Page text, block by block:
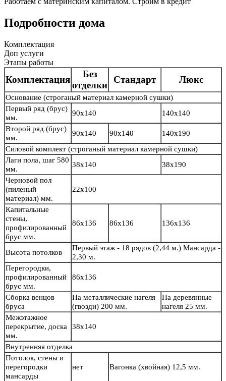
Подробности дома
Комплектация
Доп услуги
Этапы работы
Комплектация
Без
отделки
Стандарт Люкс
Основание (строганый материал камерной сушки)
Первый ряд (брус)
мм.
90х140
140х140
Второй ряд (брус)
мм.
90х140 90х140
140х190
Силовой комплект (строганый материал камерной сушки)
Лаги пола, шаг 580
мм.
38х140
38х190
Черновой пол
(пиленый
материал) мм.
22х100
Капитальные
стены,
профилированный
брус мм.
86х136 86х136 136х136
Высота потолков
Первый этаж - 18 рядов (2,44 м.) Мансарда -
2,30 м.
Перегородки,
профилированный
брус мм.
86х136
Сборка венцов
бруса
На металлические нагеля
(гвозди) 200 мм.
На деревянные
нагеля 25 мм.
Межэтажное
перекрытие, доска
мм.
38х140
Внутренняя отделка
Потолок, стены и
перегородки
мансарды
нет Вагонка (хвойная) 12,5 мм.